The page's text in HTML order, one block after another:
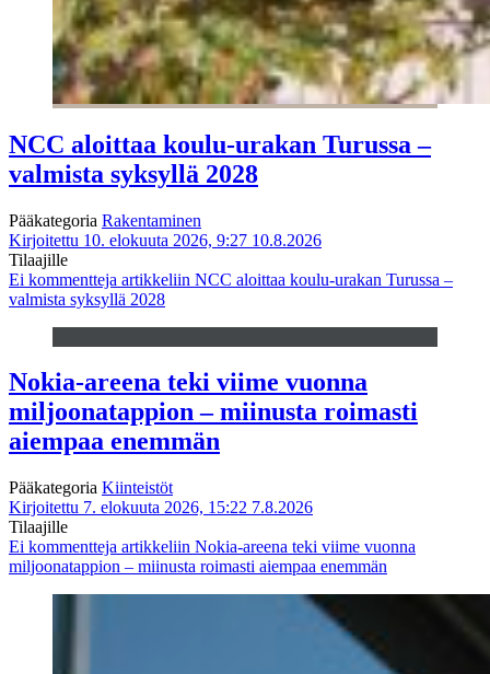
NCC aloittaa koulu-urakan Turussa –
valmista syksyllä 2028
Pääkategoria Rakentaminen
Kirjoitettu 10. elokuuta 2026, 9:27 10.8.2026
Tilaajille
Ei kommentteja artikkeliin NCC aloittaa koulu-urakan Turussa –
valmista syksyllä 2028
Nokia-areena teki viime vuonna
miljoonatappion – miinusta roimasti
aiempaa enemmän
Pääkategoria Kiinteistöt
Kirjoitettu 7. elokuuta 2026, 15:22 7.8.2026
Tilaajille
Ei kommentteja artikkeliin Nokia-areena teki viime vuonna
miljoonatappion – miinusta roimasti aiempaa enemmän